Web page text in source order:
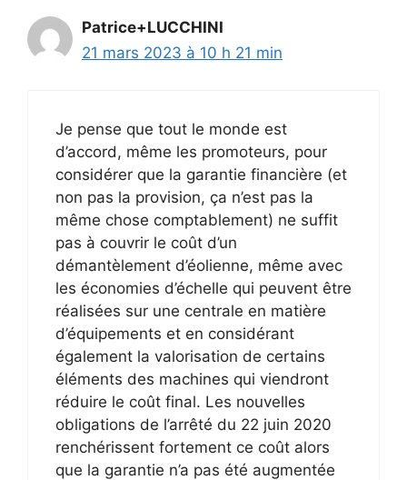
Patrice+LUCCHINI
21 mars 2023 à 10 h 21 min
Je pense que tout le monde est
d’accord, même les promoteurs, pour
considérer que la garantie financière (et
non pas la provision, ça n’est pas la
même chose comptablement) ne suffit
pas à couvrir le coût d’un
démantèlement d’éolienne, même avec
les économies d’échelle qui peuvent être
réalisées sur une centrale en matière
d’équipements et en considérant
également la valorisation de certains
éléments des machines qui viendront
réduire le coût final. Les nouvelles
obligations de l’arrêté du 22 juin 2020
renchérissent fortement ce coût alors
que la garantie n’a pas été augmentée